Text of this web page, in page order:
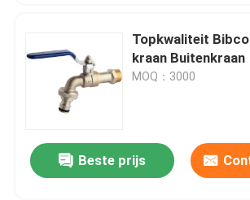
Topkwaliteit
kraan Buitenkraan
MOQ：3000
Beste prijs